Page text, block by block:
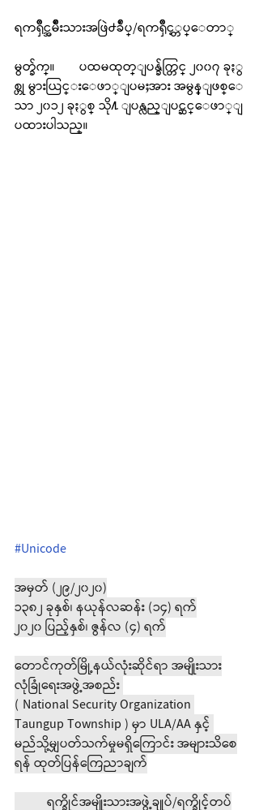
ရကၡိဳင္အမ်ိဳးသားအဖြဲ႕ခ်ဳပ္/ရကၡိဳင့္တပ္ေတာ္
မွတ္ခ်က္။	ပထမထုတ္ျပန္ခ်က္တြင္ ၂၀၀၇ ခုႏွ
စ္ဟု မွားယြင္းေဖာ္ျပမႈအား အမွန္ျဖစ္ေ
သာ ၂၀၁၂ ခုႏွစ္ သို႔ ျပန္လည္ျပင္ဆင္ေဖာ္ျ
ပထားပါသည္။
#Unicode
အမှတ် (၂၉/၂၀၂၀)
၁၃၈၂ ခုနှစ်၊ နယုန်လဆန်း (၁၄) ရက်
၂၀၂၀ ပြည့်နှစ်၊ ဇွန်လ (၄) ရက်
တောင်ကုတ်မြို့နယ်လုံးဆိုင်ရာ အမျိုးသား
လုံခြုံရေးအဖွဲ့အစည်း
( National Security Organization
Taungup Township ) မှာ ULA/AA နှင့်
မည်သို့မျှပတ်သက်မှုမရှိကြောင်း အများသိစေ
ရန် ထုတ်ပြန်ကြေညာချက်